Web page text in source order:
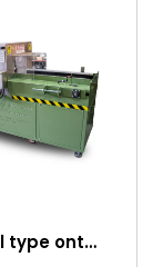
Tunnel type ontmagnetiseermachine met transportband